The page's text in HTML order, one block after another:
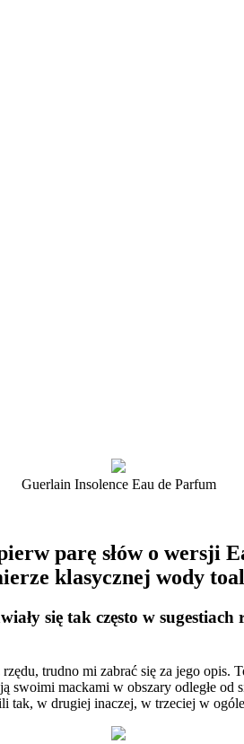
Guerlain Insolence Eau de Parfum
parę słów o wersji
klasycznej wody
się tak często w
trudno mi zabrać się za jego
swoimi mackami w obszary odległe
tak, w drugiej inaczej, w trzeciej w